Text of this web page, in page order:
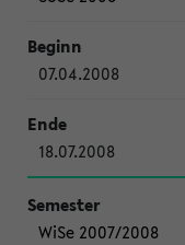
07.04.2008
18.07.2008
WiSe 2007/2008